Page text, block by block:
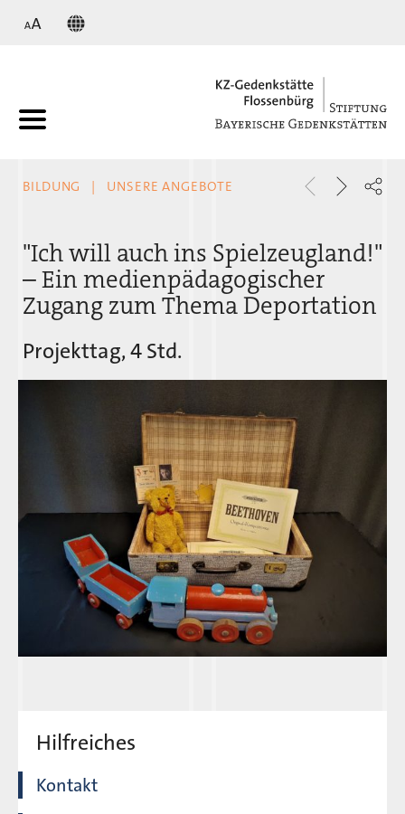
BILDUNG UNSERE ANGEBOTE
"Ich will auch ins Spielzeugland!"
– Ein medienpädagogischer
Zugang zum Thema Deportation
Projekttag, 4 Std.
Hilfreiches
Kontakt